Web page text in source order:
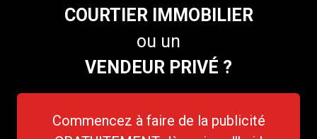
COURTIER IMMOBILIER
ou un
VENDEUR PRIVÉ ?
Commencez à faire de la publicité